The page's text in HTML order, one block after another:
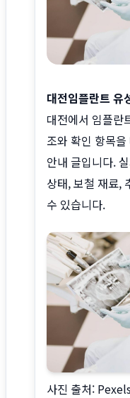
대전임플란트 유
대전에서 임플란
조와 확인 항목
안내 글입니다.
상태, 보철 재료,
수 있습니다.
사진 출처: